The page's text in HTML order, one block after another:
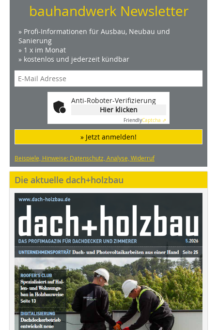
bauhandwerk Newsletter
» Profi-Informationen für Ausbau, Neubau und
Sanierung
» 1 x im Monat
» kostenlos und jederzeit kündbar
Anti-Roboter-Verifizierung
Hier klicken
FriendlyCaptcha ⇗
» Jetzt anmelden!
Beispiele, Hinweise: Datenschutz, Analyse, Widerruf
Die aktuelle dach+holzbau